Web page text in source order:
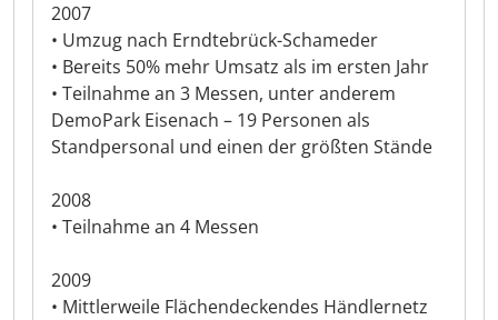
2007
• Umzug nach Erndtebrück-Schameder
• Bereits 50% mehr Umsatz als im ersten Jahr
• Teilnahme an 3 Messen, unter anderem
DemoPark Eisenach – 19 Personen als
Standpersonal und einen der größten Stände
2008
• Teilnahme an 4 Messen
2009
• Mittlerweile Flächendeckendes Händlernetz